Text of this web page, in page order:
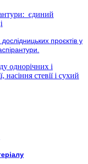
єдиний
проєктів у
однорічних і
насіння стевії і сухий